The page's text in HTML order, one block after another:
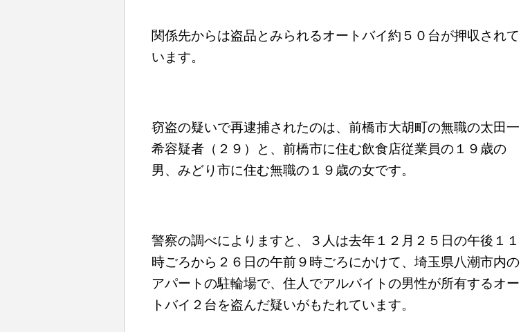
関係先からは盗品とみられるオートバイ約５０台が押収されて
います。
窃盗の疑いで再逮捕されたのは、前橋市大胡町の無職の太田一
希容疑者（２９）と、前橋市に住む飲食店従業員の１９歳の
男、みどり市に住む無職の１９歳の女です。
警察の調べによりますと、３人は去年１２月２５日の午後１１
時ごろから２６日の午前９時ごろにかけて、埼玉県八潮市内の
アパートの駐輪場で、住人でアルバイトの男性が所有するオー
トバイ２台を盗んだ疑いがもたれています。